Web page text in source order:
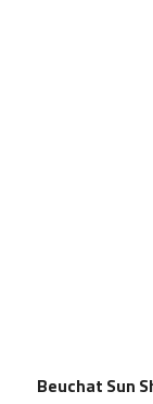
Beuchat Sun